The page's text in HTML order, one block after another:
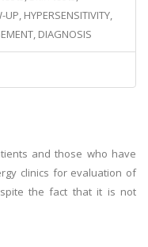
UP, HYPERSENSITIVITY,
DIAGNOSIS
and those who have
clinics for evaluation of
the fact that it is not